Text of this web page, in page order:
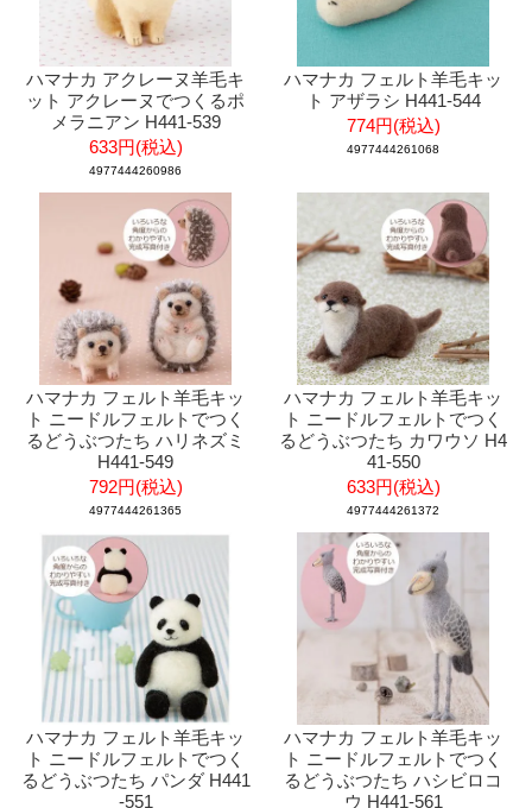
ハマナカ アクレーヌ羊毛キ
ット アクレーヌでつくるポ
メラニアン H441-539
633円(税込)
4977444260986
ハマナカ フェルト羊毛キッ
ト アザラシ H441-544
774円(税込)
4977444261068
ハマナカ フェルト羊毛キッ
ト ニードルフェルトでつく
るどうぶつたち ハリネズミ
H441-549
792円(税込)
4977444261365
ハマナカ フェルト羊毛キッ
ト ニードルフェルトでつく
るどうぶつたち カワウソ H4
41-550
633円(税込)
4977444261372
ハマナカ フェルト羊毛キッ
ト ニードルフェルトでつく
るどうぶつたち パンダ H441
-551
ハマナカ フェルト羊毛キッ
ト ニードルフェルトでつく
るどうぶつたち ハシビロコ
ウ H441-561